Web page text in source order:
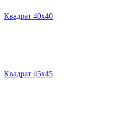
Квадрат 40х40
Квадрат 45х45